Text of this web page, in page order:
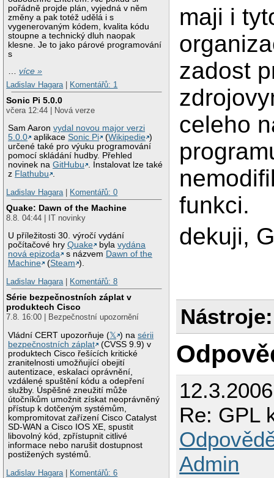
pořádně projde plán, vyjedná v něm
změny a pak totéž udělá i s
vygenerovaným kódem, kvalita kódu
stoupne a technický dluh naopak
klesne. Je to jako párové programování
s
…více »
Ladislav Hagara
Komentářů: 1
Sonic Pi 5.0.0
včera 12:44 | Nová verze
Sam Aaronvydal novou major verzi
5.0.0
aplikaceSonic Pi (Wikipedie )
určené také pro výuku programování
pomocí skládání hudby. Přehled
novinek naGitHubu . Instalovat lze také
z Flathubu .
Ladislav Hagara | Komentářů: 0
Quake: Dawn of the Machine
8.8. 04:44 | IT novinky
U příležitosti 30. výročí vydání
počítačové hryQuake bylavydána
nová epizoda
s názvem Dawn of the
Machine
(Steam ).
Ladislav Hagara | Komentářů: 8
Série bezpečnostních záplat v
produktech Cisco
7.8. 16:00 | Bezpečnostní upozornění
Vládní CERT upozorňuje (𝕏 ) nasérii
bezpečnostních záplat
(CVSS 9.9) v
produktech Cisco řešících kritické
zranitelnosti umožňující obejití
autentizace, eskalaci oprávnění,
vzdálené spuštění kódu a odepření
služby. Úspěšné zneužití může
útočníkům umožnit získat neoprávněný
přístup k dotčeným systémům,
kompromitovat zařízení Cisco Catalyst
SD-WAN a Cisco IOS XE, spustit
libovolný kód, zpřístupnit citlivé
informace nebo narušit dostupnost
postižených systémů.
Ladislav Hagara | Komentářů: 6
maji i
zadost
celeho
funkci.
dekuji,
Nástroje:
Re: GPL
Admin